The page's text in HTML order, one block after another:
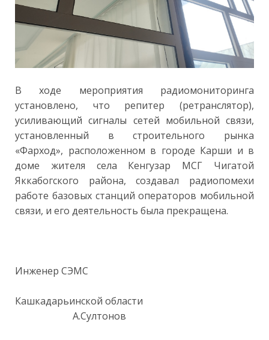
В ходе мероприятия радиомониторинга
установлено, что репитер (ретранслятор),
усиливающий сигналы сетей мобильной связи,
установленный в строительного рынка
«Фарход», расположенном в городе Карши и в
доме жителя села Кенгузар МСГ Чигатой
Яккабогского района, создавал радиопомехи
работе базовых станций операторов мобильной
связи, и его деятельность была прекращена.
Инженер СЭМС
Кашкадарьинской области
А.Султонов